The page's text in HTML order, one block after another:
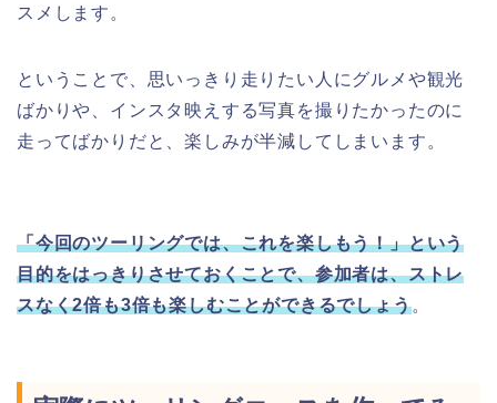
スメします。
ということで、思いっきり走りたい人にグルメや観光
ばかりや、インスタ映えする写真を撮りたかったのに
走ってばかりだと、楽しみが半減してしまいます。
「今回のツーリングでは、これを楽しもう！」という
目的をはっきりさせておくことで、参加者は、ストレ
スなく2倍も3倍も楽しむことができるでしょう。